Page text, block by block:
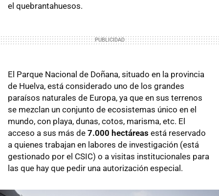
el quebrantahuesos.
El Parque Nacional de Doñana, situado en la provincia
de Huelva, está considerado uno de los grandes
paraísos naturales de Europa, ya que en sus terrenos
se mezclan un conjunto de ecosistemas único en el
mundo, con playa, dunas, cotos, marisma, etc. El
acceso a sus más de 7.000 hectáreas está reservado
a quienes trabajan en labores de investigación (está
gestionado por el CSIC) o a visitas institucionales para
las que hay que pedir una autorización especial.